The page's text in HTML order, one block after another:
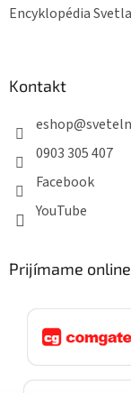
Encyklopédia Svetla
Kontakt
eshop@
0903 305 407
Facebook
YouTube
Prijímame